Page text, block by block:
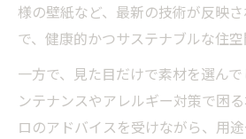
様の壁紙など、最新の技術が反映
で、健康的かつサステナブルな住空
一方で、見た目だけで素材を選ん
ンテナンスやアレルギー対策で困
ロのアドバイスを受けながら、用